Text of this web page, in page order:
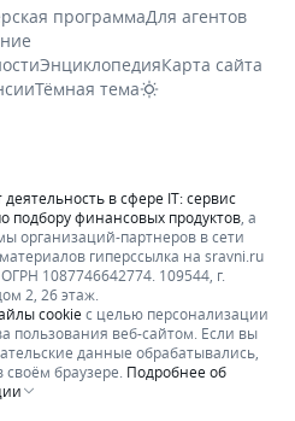
программаДля агентов
ЭнциклопедияКарта сайта
Тёмная тема
в сфере IT: сервис
подбору финансовых продуктов , а
организаций-партнеров в сети
гиперссылка на sravni.ru
1087746642774. 109544, г.
2, 26 этаж.
cookieс целью персонализации
пользования веб-сайтом. Если вы
данные обрабатывались,
браузере. Подробнее об